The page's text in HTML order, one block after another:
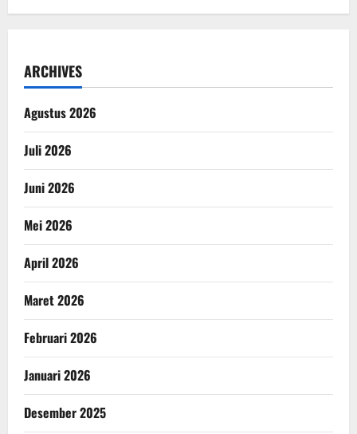
ARCHIVES
Agustus 2026
Juli 2026
Juni 2026
Mei 2026
April 2026
Maret 2026
Februari 2026
Januari 2026
Desember 2025